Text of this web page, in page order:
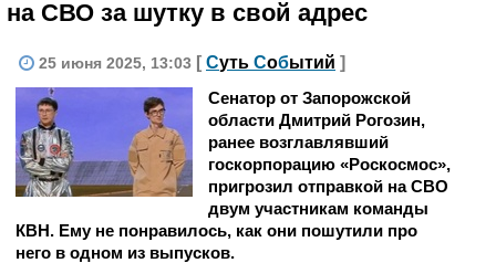
на СВО за шутку в свой адрес
25 июня 2025, 13:03 [ Суть Событий ]
Сенатор от Запорожской
области Дмитрий Рогозин,
ранее возглавлявший
госкорпорацию «Роскосмос»,
пригрозил отправкой на СВО
двум участникам команды
КВН. Ему не понравилось, как они пошутили про
него в одном из выпусков.